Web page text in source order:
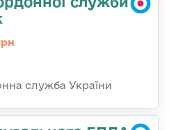
служба України